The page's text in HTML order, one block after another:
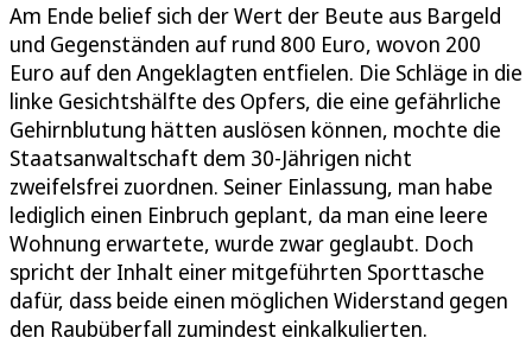
Am Ende belief sich der Wert der Beute aus Bargeld
und Gegenständen auf rund 800 Euro, wovon 200
Euro auf den Angeklagten entfielen. Die Schläge in die
linke Gesichtshälfte des Opfers, die eine gefährliche
Gehirnblutung hätten auslösen können, mochte die
Staatsanwaltschaft dem 30-Jährigen nicht
zweifelsfrei zuordnen. Seiner Einlassung, man habe
lediglich einen Einbruch geplant, da man eine leere
Wohnung erwartete, wurde zwar geglaubt. Doch
spricht der Inhalt einer mitgeführten Sporttasche
dafür, dass beide einen möglichen Widerstand gegen
den Raubüberfall zumindest einkalkulierten.